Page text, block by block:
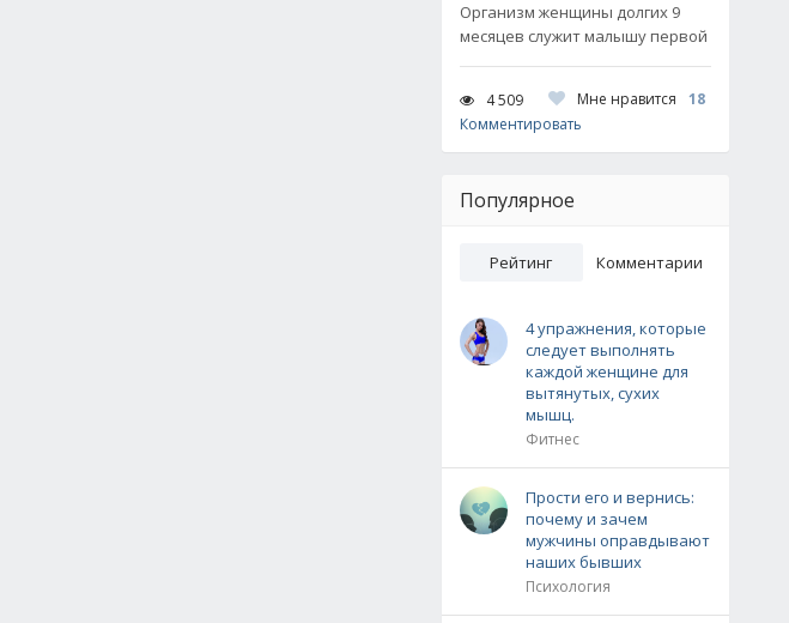
Организм женщины долгих 9
месяцев служит малышу первой
4 509 Мне нравится
18
Комментировать
Популярное
Рейтинг Комментарии
4 упражнения, которые
следует выполнять
каждой женщине для
вытянутых, сухих
мышц.
Фитнес
Прости его и вернись:
почему и зачем
мужчины оправдывают
наших бывших
Психология